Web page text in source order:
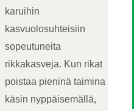
karuihin
kasvuolosuhteisiin
sopeutuneita
rikkakasveja. Kun rikat
poistaa pieninä taimina
käsin nyppäisemällä,